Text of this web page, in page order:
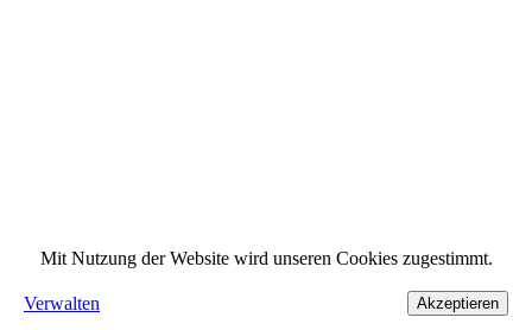
Mit Nutzung der Website wird unseren Cookies zugestimmt.
Verwalten Akzeptieren